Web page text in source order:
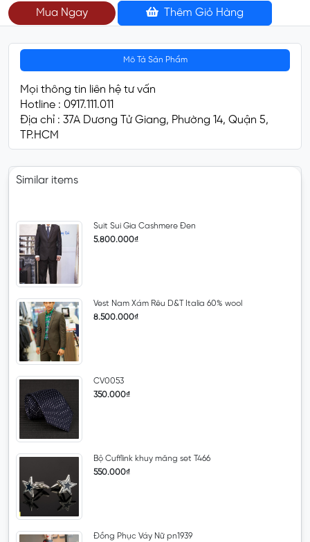
Mua Ngay Thêm Giỏ Hàng
Mô Tả Sản Phẩm
Mọi thông tin liên hệ tư vấn
Hotline : 0917.111.011
Địa chỉ : 37A Dương Tử Giang, Phường 14, Quận 5,
TP.HCM
Similar items
Suit Sui Gia Cashmere Đen
5.800.000₫
Vest Nam Xám Rêu D&T Italia 60% wool
8.500.000₫
CV0053
350.000₫
Bộ Cufflink khuy măng set T466
550.000₫
Đồng Phục Váy Nữ pn1939